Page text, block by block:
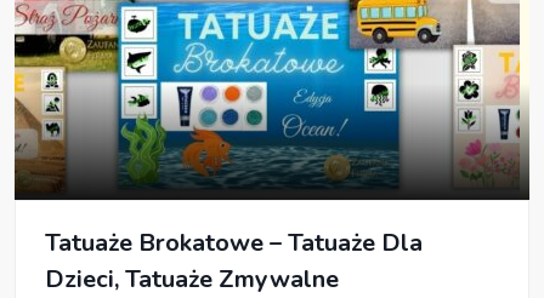
Tatuaże Brokatowe – Tatuaże Dla
Dzieci, Tatuaże Zmywalne